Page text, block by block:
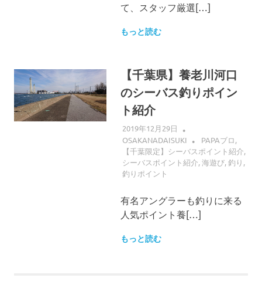
て、スタッフ厳選[…]
もっと読む
【千葉県】養老川河口
のシーバス釣りポイン
ト紹介
2019年12月29日
OSAKANADAISUKI
PAPAブロ,
【千葉限定】シーバスポイント紹介,
シーバスポイント紹介,海遊び,釣り ,
釣りポイント
有名アングラーも釣りに来る
人気ポイント養[…]
もっと読む